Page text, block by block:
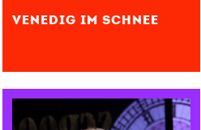
VENEDIG IM SCHNEE